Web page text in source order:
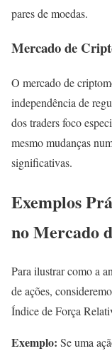
pares de moedas.
Mercado de
O mercado de
independência de
dos traders foco
mesmo mudanças
significativas.
Exemplos
no Mercado
Para ilustrar como a
de ações,
Índice de Força
Exemplo: Se uma